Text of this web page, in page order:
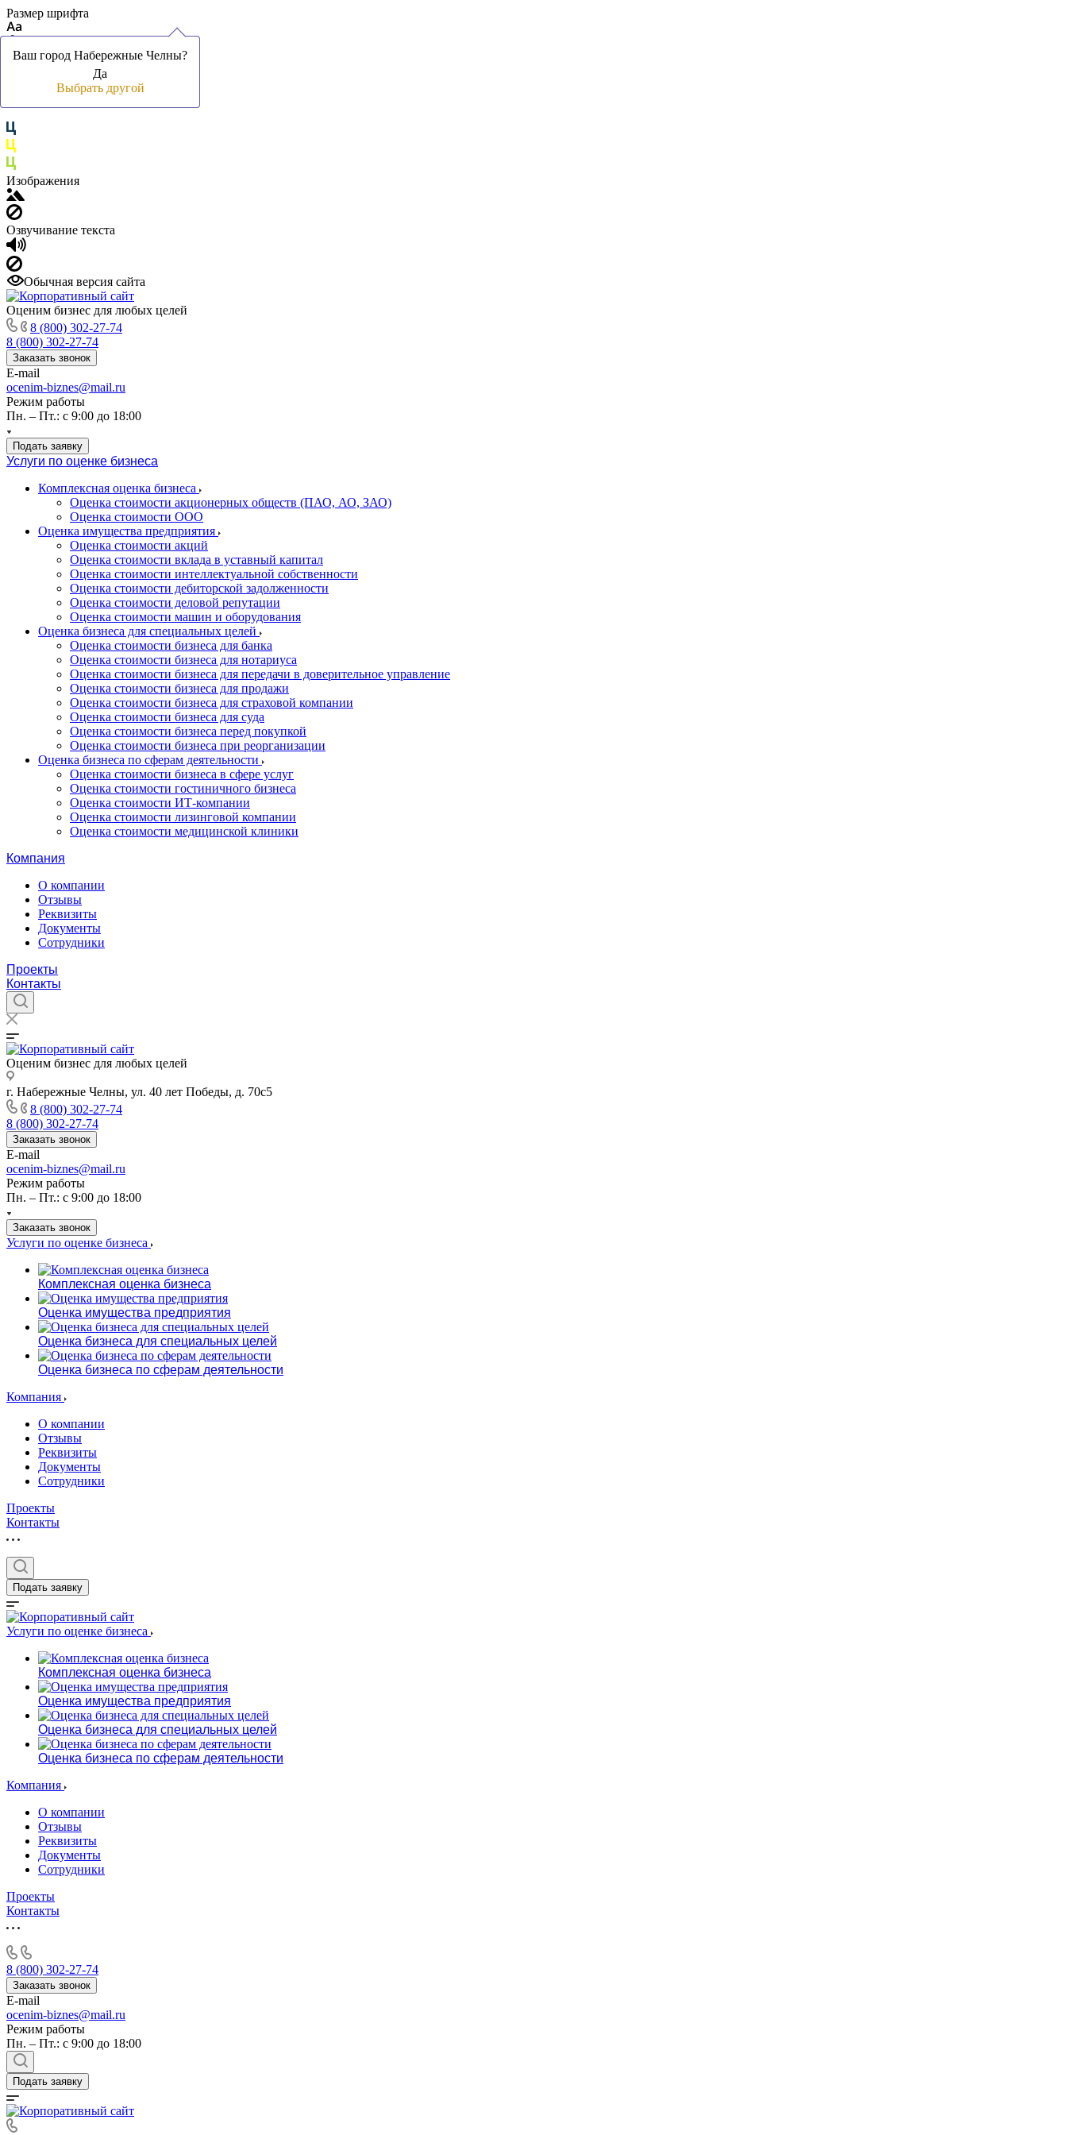
Размер шрифта
Цвет фона и шрифта
Изображения
Озвучивание текста
Обычная версия сайта
Оценим бизнес для любых целей
8 (800) 302-27-74
8 (800) 302-27-74
Заказать звонок
E-mail
ocenim-biznes@mail.ru
Режим работы
Пн. – Пт.: с 9:00 до 18:00
Подать заявку
Услуги по оценке бизнеса
Комплексная оценка бизнеса
Оценка стоимости акционерных обществ (ПАО, АО, ЗАО)
Оценка стоимости ООО
Оценка имущества предприятия
Оценка стоимости акций
Оценка стоимости вклада в уставный капитал
Оценка стоимости интеллектуальной собственности
Оценка стоимости дебиторской задолженности
Оценка стоимости деловой репутации
Оценка стоимости машин и оборудования
Оценка бизнеса для специальных целей
Оценка стоимости бизнеса для банка
Оценка стоимости бизнеса для нотариуса
Оценка стоимости бизнеса для передачи в доверительное управление
Оценка стоимости бизнеса для продажи
Оценка стоимости бизнеса для страховой компании
Оценка стоимости бизнеса для суда
Оценка стоимости бизнеса перед покупкой
Оценка стоимости бизнеса при реорганизации
Оценка бизнеса по сферам деятельности
Оценка стоимости бизнеса в сфере услуг
Оценка стоимости гостиничного бизнеса
Оценка стоимости ИТ-компании
Оценка стоимости лизинговой компании
Оценка стоимости медицинской клиники
Компания
О компании
Отзывы
Реквизиты
Документы
Сотрудники
Проекты
Контакты
Оценим бизнес для любых целей
г. Набережные Челны, ул. 40 лет Победы, д. 70с5
Ваш город Набережные Челны?
Да
Выбрать другой
8 (800) 302-27-74
8 (800) 302-27-74
Заказать звонок
E-mail
ocenim-biznes@mail.ru
Режим работы
Пн. – Пт.: с 9:00 до 18:00
Заказать звонок
Услуги по оценке бизнеса
Комплексная оценка бизнеса
Оценка имущества предприятия
Оценка бизнеса для специальных целей
Оценка бизнеса по сферам деятельности
Компания
О компании
Отзывы
Реквизиты
Документы
Сотрудники
Проекты
Контакты
Подать заявку
Услуги по оценке бизнеса
Комплексная оценка бизнеса
Оценка имущества предприятия
Оценка бизнеса для специальных целей
Оценка бизнеса по сферам деятельности
Компания
О компании
Отзывы
Реквизиты
Документы
Сотрудники
Проекты
Контакты
8 (800) 302-27-74
Заказать звонок
E-mail
ocenim-biznes@mail.ru
Режим работы
Пн. – Пт.: с 9:00 до 18:00
Подать заявку
Ваш город Набережные Челны?
Да
Выбрать другой
Абакан
Абдулино
Абинск
Азов
Аксай